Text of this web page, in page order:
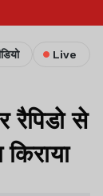
Live
से